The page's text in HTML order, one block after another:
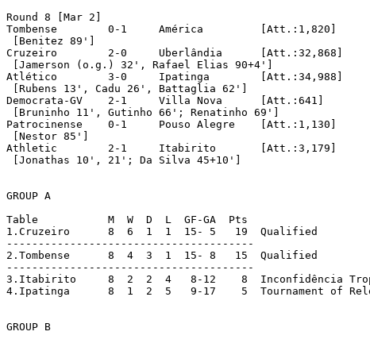
Round 8 [Mar 2]
Tombense	0-1	América		[Att.:1,820]
[Benitez 89']
Cruzeiro	2-0	Uberlândia	[Att.:32,868]
[Jamerson (o.g.) 32', Rafael Elias 90+4']
Atlético	3-0	Ipatinga	[Att.:34,988]
[Rubens 13', Cadu 26', Battaglia 62']
Democrata-GV	2-1	Villa Nova	[Att.:641]
[Bruninho 11', Gutinho 66'; Renatinho 69']
Patrocinense	0-1	Pouso Alegre	[Att.:1,130]
[Nestor 85']
Athletic	2-1	Itabirito	[Att.:3,179]
[Jonathas 10', 21'; Da Silva 45+10']
GROUP A
Table		M  W  D  L  GF-GA  Pts
1.Cruzeiro	8  6  1  1  15- 5   19  Qualified
---------------------------------------
2.Tombense	8  4  3  1  15- 8   15  Qualified
---------------------------------------
3.Itabirito	8  2  2  4   8-12    8  Inconfidência Trophy
4.Ipatinga	8  1  2  5   9-17    5  Tournament of Relegation
GROUP B